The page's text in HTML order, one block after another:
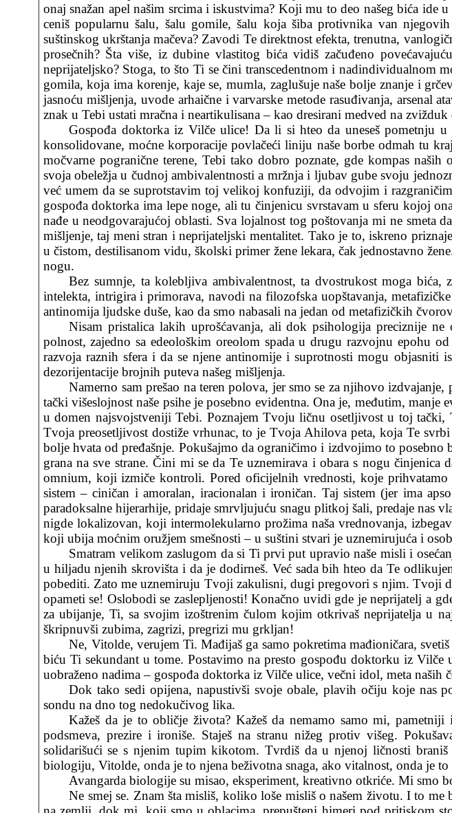
onaj snažan apel našim srcima i iskustvima? Koji mu to deo našeg bića
ceniš popularnu šalu, šalu gomile, šalu koja šiba protivnika van
suštinskog ukrštanja mačeva? Zavodi Te direktnost efekta, trenutna,
prosečnih? Šta više, iz dubine vlastitog bića vidiš začuđeno
neprijateljsko? Stoga, to što Ti se čini transcedentnom i nadindividualnom
gomila, koja ima korenje, kaje se, mumla, zaglušuje naše bolje znanje i
jasnoću mišljenja, uvode arhaične i varvarske metode rasuđivanja, arsenal
znak u Tebi ustati mračna i neartikulisana – kao dresirani medved na
Gospođa doktorka iz Vilče ulice! Da li si hteo da uneseš pometnju u
konsolidovane, moćne korporacije povlačeći liniju naše borbe odmah tu
močvarne pogranične terene, Tebi tako dobro poznate, gde kompas
svoja obeležja u čudnoj ambivalentnosti a mržnja i ljubav gube svoju
već umem da se suprotstavim toj velikoj konfuziji, da odvojim i
gospođa doktorka ima lepe noge, ali tu činjenicu svrstavam u sferu kojoj
nađe u neodgovarajućoj oblasti. Sva lojalnost tog poštovanja mi ne smeta
mišljenje, taj meni stran i neprijateljski mentalitet. Tako je to, iskreno
u čistom, destilisanom vidu, školski primer žene lekara, čak jednostavno
nogu.
Bez sumnje, ta kolebljiva ambivalentnost, ta dvostrukost moga
intelekta, intrigira i primorava, navodi na filozofska uopštavanja,
antinomija ljudske duše, kao da smo nabasali na jedan od metafizičkih
Nisam pristalica lakih uprošćavanja, ali dok psihologija preciznije
polnost, zajedno sa edeološkim oreolom spada u drugu razvojnu epohu
razvoja raznih sfera i da se njene antinomije i suprotnosti mogu objasniti
dezorijentacije brojnih puteva našeg mišljenja.
Namerno sam prešao na teren polova, jer smo se za njihovo
tački višeslojnost naše psihe je posebno evidentna. Ona je, međutim,
u domen najsvojstveniji Tebi. Poznajem Tvoju ličnu osetljivost u toj
Tvoja preosetljivost dostiže vrhunac, to je Tvoja Ahilova peta, koja Te
bolje hvata od pređašnje. Pokušajmo da ograničimo i izdvojimo to
grana na sve strane. Čini mi se da Te uznemirava i obara s nogu
omnium, koji izmiče kontroli. Pored oficijelnih vrednosti, koje
sistem – ciničan i amoralan, iracionalan i ironičan. Taj sistem (jer ima
paradoksalne hijerarhije, pridaje smrvljujuću snagu plitkoj šali, predaje nas
nigde lokalizovan, koji intermolekularno prožima naša vrednovanja,
koji ubija moćnim oružjem smešnosti – u suštini stvari je uznemirujuća i
Smatram velikom zaslugom da si Ti prvi put upravio naše misli i
u hiljadu njenih skrovišta i da je dodirneš. Već sada bih hteo da Te
pobediti. Zato me uznemiruju Tvoji zakulisni, dugi pregovori s njim. Tvoji
opameti se! Oslobodi se zaslepljenosti! Konačno uvidi gde je neprijatelj a
za ubijanje, Ti, sa svojim izoštrenim čulom kojim otkrivaš neprijatelja u
škripnuvši zubima, zagrizi, pregrizi mu grkljan!
Ne, Vitolde, verujem Ti. Mađijaš ga samo pokretima mađioničara,
biću Ti sekundant u tome. Postavimo na presto gospođu doktorku iz Vilče
uobraženo nadima – gospođa doktorka iz Vilče ulice, večni idol, meta naših
Dok tako sedi opijena, napustivši svoje obale, plavih očiju koje nas
sondu na dno tog nedokučivog lika.
Kažeš da je to obličje života? Kažeš da nemamo samo mi,
podsmeva, prezire i ironiše. Staješ na stranu nižeg protiv višeg.
solidarišući se s njenim tupim kikotom. Tvrdiš da u njenoj ličnosti
biologiju, Vitolde, onda je to njena beživotna snaga, ako vitalnost, onda je to
Avangarda biologije su misao, eksperiment, kreativno otkriće. Mi smo
Ne smej se. Znam šta misliš, koliko loše misliš o našem životu. I to